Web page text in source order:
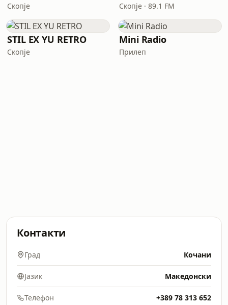
Скопје Скопје · 89.1 FM
STIL EX YU RETRO
Скопје
Mini Radio
Прилеп
Контакти
Град Кочани
Јазик Македонски
Телефон +389 78 313 652